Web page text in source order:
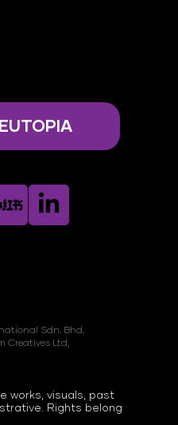
Sdn. Bhd.
Creatives Ltd,
works, visuals, past
Rights belong